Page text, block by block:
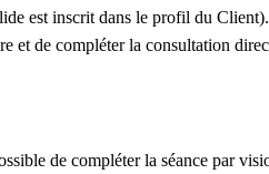
est inscrit dans le profil du Client).
et de compléter la consultation
de compléter la séance par